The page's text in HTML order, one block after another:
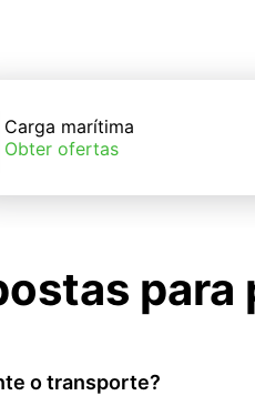
Carga marítima
Obter ofertas
o transporte?